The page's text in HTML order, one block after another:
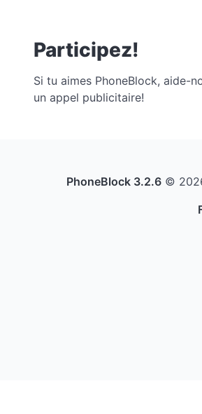
Participez!
Si tu aimes PhoneBlock, aide-
un appel publicitaire!
PhoneBlock 3.2.6 ©